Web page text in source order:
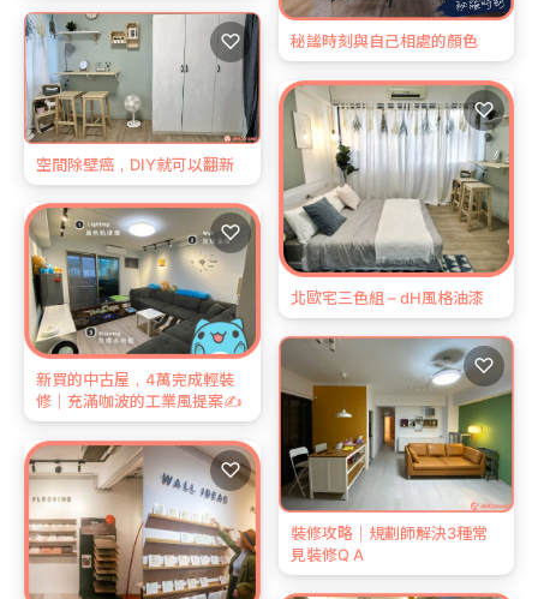
秘謐時刻與自己相處的顏色
空間除壁癌，DIY就可以翻新
♡
北歐宅三色組 – dH風格油漆
♡
新買的中古屋，4萬完成輕裝
修｜充滿咖波的工業風提案✍️
♡
裝修攻略｜規劃師解決3種常
見裝修Q A
♡
♡